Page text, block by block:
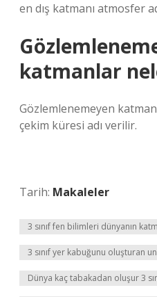
en dış katmanı atmosfer
katmanlar
Gözlemlenemeyen
çekim küresi adı verilir.
Tarih: Makaleler
3 sınıf fen bilimleri dünyanın
3 sınıf yer kabuğunu oluşturan
Dünya kaç tabakadan oluşur 3